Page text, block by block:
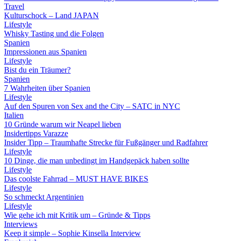
Travel
Kulturschock – Land JAPAN
Lifestyle
Whisky Tasting und die Folgen
Spanien
Impressionen aus Spanien
Lifestyle
Bist du ein Träumer?
Spanien
7 Wahrheiten über Spanien
Lifestyle
Auf den Spuren von Sex and the City – SATC in NYC
Italien
10 Gründe warum wir Neapel lieben
Insidertipps Varazze
Insider Tipp – Traumhafte Strecke für Fußgänger und Radfahrer
Lifestyle
10 Dinge, die man unbedingt im Handgepäck haben sollte
Lifestyle
Das coolste Fahrrad – MUST HAVE BIKES
Lifestyle
So schmeckt Argentinien
Lifestyle
Wie gehe ich mit Kritik um – Gründe & Tipps
Interviews
Keep it simple – Sophie Kinsella Interview